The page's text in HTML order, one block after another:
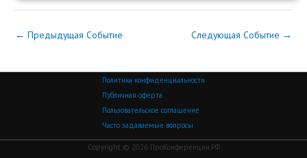
← Предыдущая Событие Следующая Событие →
Политика конфиденциальности
Публичная оферта
Пользовательское соглашение
Часто задаваемые вопросы
Copyright © 2026 ПроКонференции.РФ